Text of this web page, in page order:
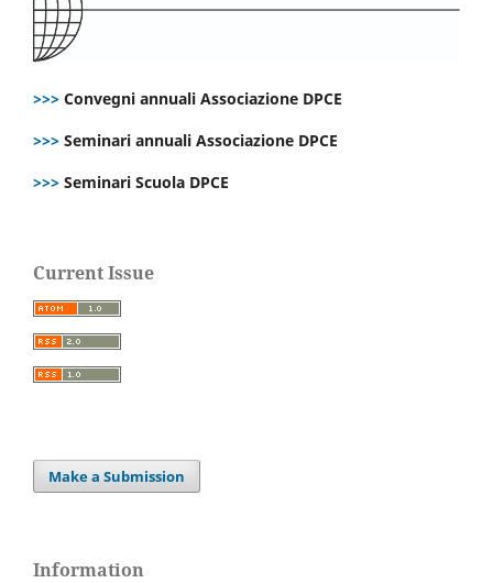
>>> Convegni annuali Associazione DPCE
>>> Seminari annuali Associazione DPCE
>>> Seminari Scuola DPCE
Current Issue
Make a Submission
Information